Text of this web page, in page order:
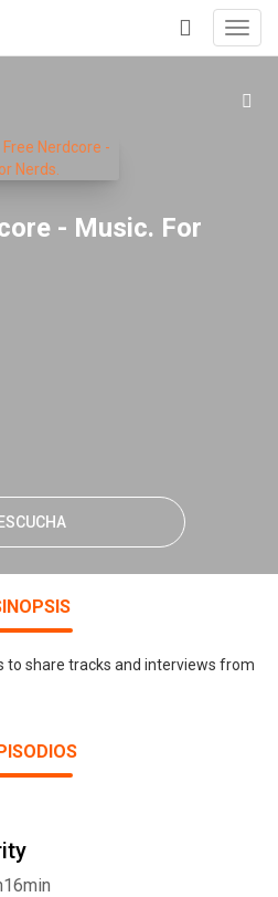
+
- Music. For
to share tracks and interviews from